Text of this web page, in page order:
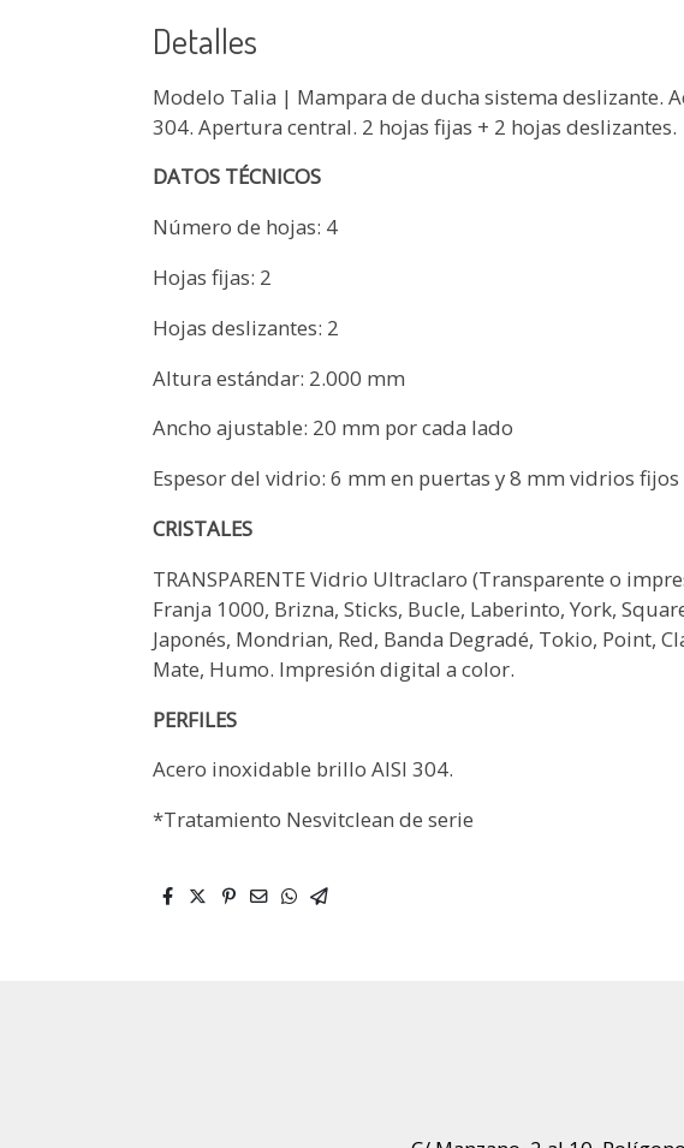
Detalles
Modelo Talia | Mampara de ducha sistema deslizante.
304. Apertura central. 2 hojas fijas + 2 hojas deslizantes.
DATOS TÉCNICOS
Número de hojas: 4
Hojas fijas: 2
Hojas deslizantes: 2
Altura estándar: 2.000 mm
Ancho ajustable: 20 mm por cada lado
Espesor del vidrio: 6 mm en puertas y 8 mm vidrios fijos
CRISTALES
TRANSPARENTE Vidrio Ultraclaro (Transparente o
Franja 1000, Brizna, Sticks, Bucle, Laberinto, York,
Japonés, Mondrian, Red, Banda Degradé, Tokio, Point,
Mate, Humo. Impresión digital a color.
PERFILES
Acero inoxidable brillo AISI 304.
*Tratamiento Nesvitclean de serie